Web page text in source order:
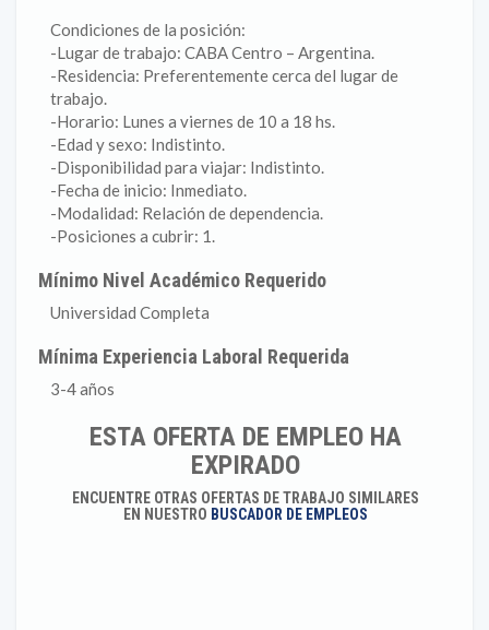
Condiciones de la posición:
-Lugar de trabajo: CABA Centro – Argentina.
-Residencia: Preferentemente cerca del lugar de
trabajo.
-Horario: Lunes a viernes de 10 a 18 hs.
-Edad y sexo: Indistinto.
-Disponibilidad para viajar: Indistinto.
-Fecha de inicio: Inmediato.
-Modalidad: Relación de dependencia.
-Posiciones a cubrir: 1.
Mínimo Nivel Académico Requerido
Universidad Completa
Mínima Experiencia Laboral Requerida
3-4 años
ESTA OFERTA DE EMPLEO HA
EXPIRADO
ENCUENTRE OTRAS OFERTAS DE TRABAJO SIMILARES
EN NUESTRO BUSCADOR DE EMPLEOS